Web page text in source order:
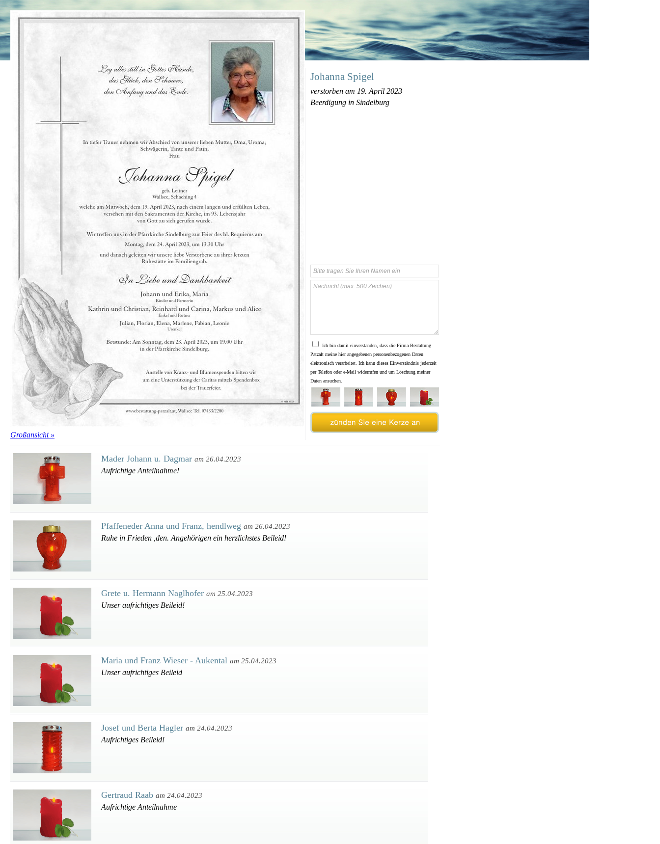
Großansicht »
Johanna Spigel
verstorben am 19. April 2023
Beerdigung in Sindelburg
Ich bin damit einverstanden, dass die Firma Bestattung
Patzalt meine hier angegebenen personenbezogenen Daten
elektronisch verarbeitet. Ich kann dieses Einverständnis jederzeit
per Telefon oder e-Mail widerrufen und um Löschung meiner
Daten ansuchen.
Mader Johann u. Dagmar am 26.04.2023
Aufrichtige Anteilnahme!
Pfaffeneder Anna und Franz, hendlweg am 26.04.2023
Ruhe in Frieden ,den. Angehörigen ein herzlichstes Beileid!
Grete u. Hermann Naglhofer am 25.04.2023
Unser aufrichtiges Beileid!
Maria und Franz Wieser - Aukental am 25.04.2023
Unser aufrichtiges Beileid
Josef und Berta Hagler am 24.04.2023
Aufrichtiges Beileid!
Gertraud Raab am 24.04.2023
Aufrichtige Anteilnahme